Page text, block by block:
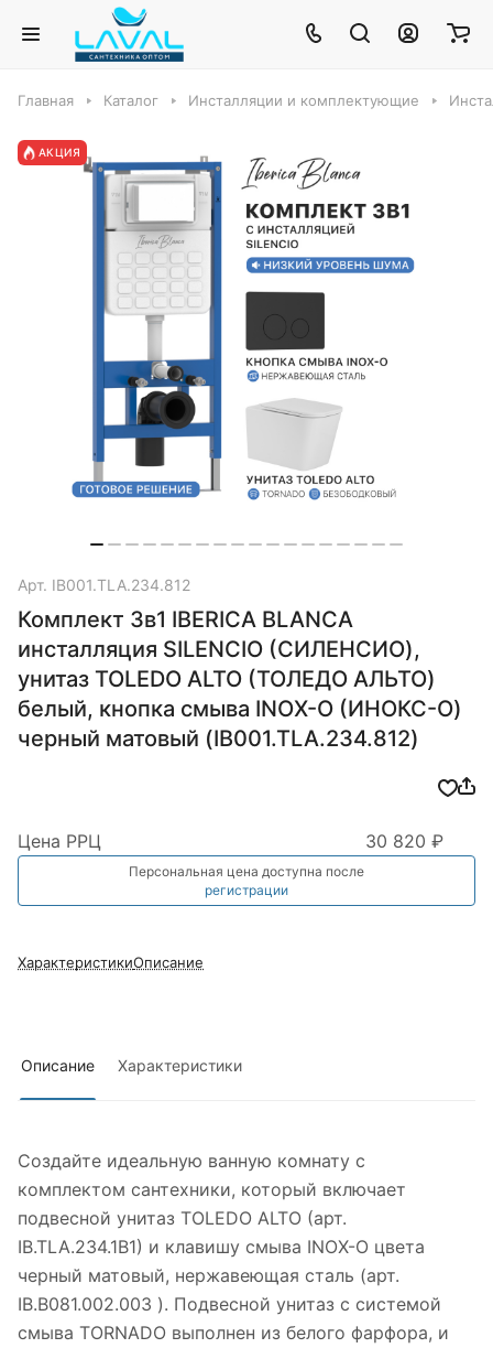
Главная Каталог Инсталляции и комплектующие
АКЦИЯ
Арт. IB001.TLA.234.812
Комплект 3в1 IBERICA BLANCA
инсталляция SILENCIO (СИЛЕНСИО),
унитаз TOLEDO ALTO (ТОЛЕДО АЛЬТО)
белый, кнопка смыва INOX-O (ИНОКС-О)
черный матовый (IB001.TLA.234.812)
Цена РРЦ 30 820 ₽
Персональная цена доступна после
регистрации
ХарактеристикиОписание
Описание Характеристики
Создайте идеальную ванную комнату с
комплектом сантехники, который включает
подвесной унитаз TOLEDO ALTO (арт.
IB.TLA.234.1B1) и клавишу смыва INOX-O цвета
черный матовый, нержавеющая сталь (арт.
IB.B081.002.003 ). Подвесной унитаз с системой
смыва TORNADO выполнен из белого фарфора, и